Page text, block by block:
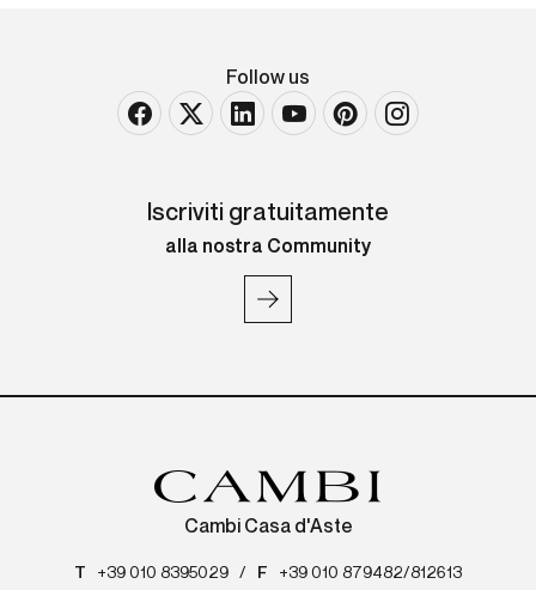
Follow us
Iscriviti gratuitamente
alla nostra Community
Cambi Casa d'Aste
T +39 010 8395029 / F
+39 010 879482/812613